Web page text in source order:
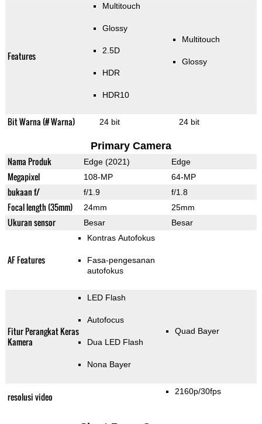
Features
Multitouch
Glossy
2.5D
HDR
HDR10
Multitouch
Glossy
Bit Warna (# Warna) 24 bit 24 bit
Primary Camera
Nama Produk Edge (2021) Edge
Megapixel 108-MP 64-MP
bukaan f/ f/1.9 f/1.8
Focal length (35mm) 24mm 25mm
Ukuran sensor Besar Besar
AF Features
Kontras Autofokus
Fasa-pengesanan
autofokus
Fitur Perangkat Keras
Kamera
LED Flash
Autofocus
Dua LED Flash
Nona Bayer
Quad Bayer
resolusi video 2160p/30fps